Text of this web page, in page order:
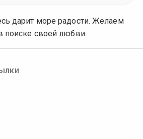
дарит море радости. Желаем
поиске своей любви.